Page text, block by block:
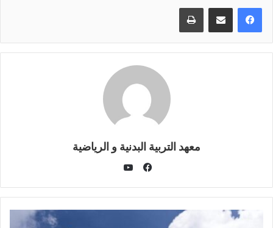
طباعة
معهد التربية البدنية و الرياضية